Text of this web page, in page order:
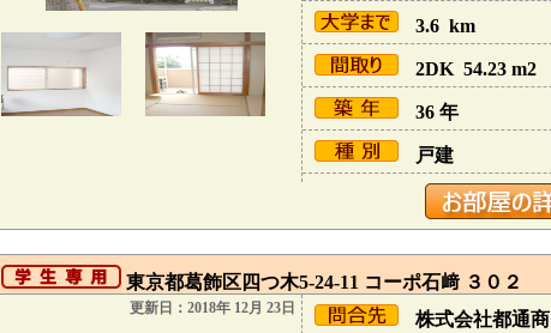
3.6 km
2DK 54.23 m2
36 年
戸建
東京都葛飾区四つ木5-24-11 コーポ石﨑 ３０２
更新日：2018年 12月 23日
株式会社都通商